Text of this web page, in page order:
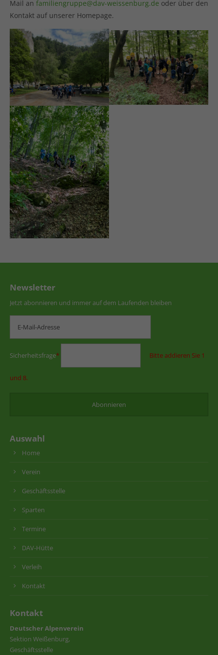
Mail an familiengruppe@dav-weissenburg.de oder über den
Kontakt auf unserer Homepage.
Newsletter
Jetzt abonnieren und immer auf dem Laufenden bleiben
Sicherheitsfrage* Bitte addieren Sie 1
und 8.
Auswahl
Home
Verein
Geschäftsstelle
Sparten
Termine
DAV-Hütte
Verleih
Kontakt
Kontakt
Deutscher Alpenverein
Sektion Weißenburg,
Geschäftsstelle